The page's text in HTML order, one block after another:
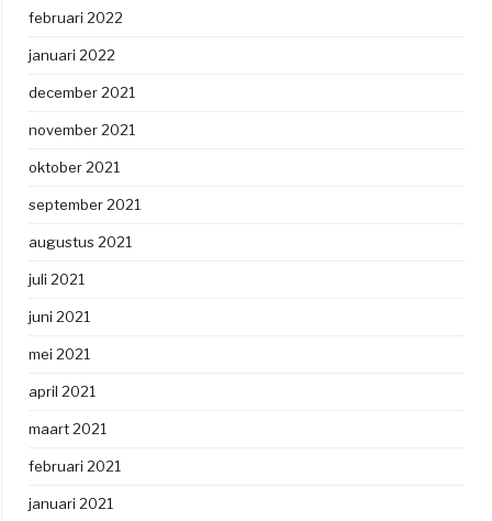
februari 2022
januari 2022
december 2021
november 2021
oktober 2021
september 2021
augustus 2021
juli 2021
juni 2021
mei 2021
april 2021
maart 2021
februari 2021
januari 2021